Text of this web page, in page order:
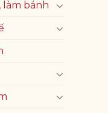
làm bánh